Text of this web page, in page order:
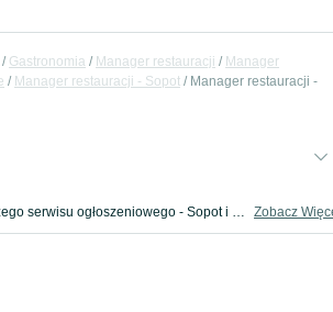
Gastronomia Manager restauracji
Manager
Manager restauracji - Sopot
Manager restauracji -
Skorzystaj z największego serwisu ogłoszeniowego - Sopot i okolice! - kupuj lub sprzedawaj jeszcze wygodniej w kategorii Manager restauracji! Zobacz